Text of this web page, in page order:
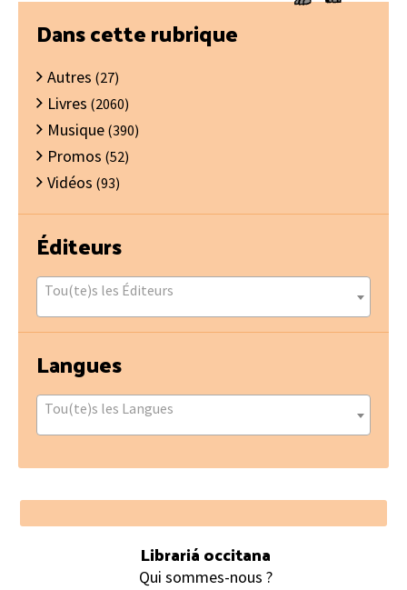
Barre
latérale
principale
Dans cette rubrique
Autres (27)
Livres (2060)
Musique (390)
Promos (52)
Vidéos (93)
Éditeurs
Tou(te)s les Éditeurs
Langues
Tou(te)s les Langues
Footer
Librariá occitana
Qui sommes-nous ?